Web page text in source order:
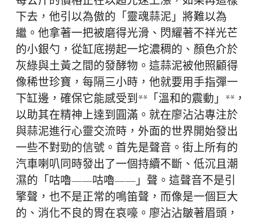
下去，他引以為傲的「靈魂蒜泥」將難以為
繼。他拿著一把被磨得光滑、閃耀著不祥光芒
的小銀勺，從缸底撈起一坨濃稠的、顏色介於
灰綠與土黃之間的發酵物。這蒜泥被他照顧得
像稀世珍寶，每隔三小時，他就要用手指彈一
下缸邊，確保它能感受到**「溫和的震動」**，
以助其在精神上達到圓滿。就在廖沾沾專注於
與蒜泥進行心靈交流時，外面的世界開始發出
一些不對勁的信號。首先是聲音。街上所有的
汽車喇叭同時發出了一個持續不斷、低沉且潮
濕的「咕嚕——咕嚕——」聲。這聲音不是引
擎聲，也不是正常的鳴笛聲，而像是一個巨大
的、消化不良的胃在哀嚎。廖沾沾皺著眉頭，